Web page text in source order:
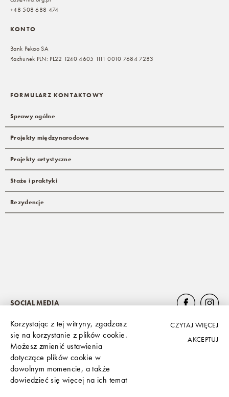
+48 508 688 474
KONTO
Bank Pekao SA
Rachunek PLN: PL22 1240 4605 1111 0010 7684 7283
FORMULARZ KONTAKTOWY
Sprawy ogólne
Projekty międzynarodowe
Projekty artystyczne
Staże i praktyki
Rezydencje
SOCIAL MEDIA
Polityka prywatności
Korzystając z tej witryny, zgadzasz
się na korzystanie z plików cookie.
Możesz zmienić ustawienia
dotyczące plików cookie w
dowolnym momencie, a także
dowiedzieć się więcej na ich temat
CZYTAJ WIĘCEJ
AKCEPTUJ